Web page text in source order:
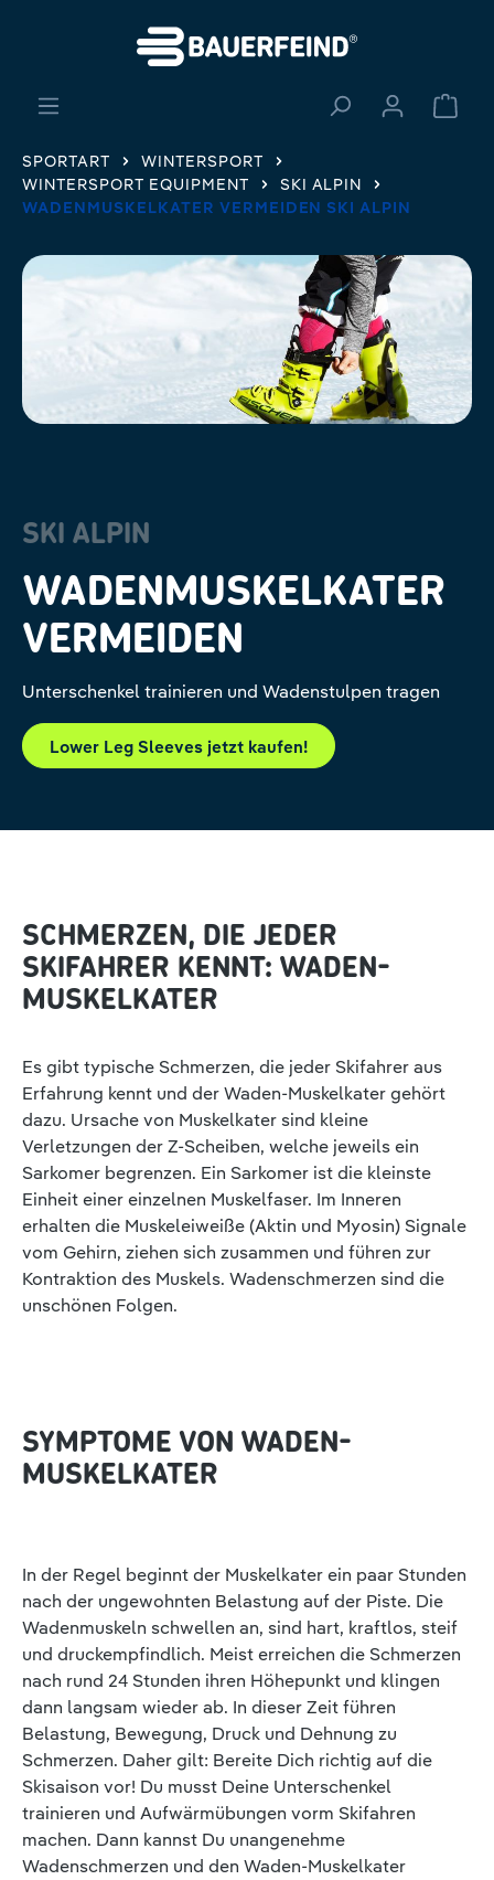
SPORTART
WINTERSPORT
WINTERSPORT EQUIPMENT
SKI ALPIN
WADENMUSKELKATER VERMEIDEN SKI ALPIN
SKI ALPIN
WADENMUSKELKATER
VERMEIDEN
Unterschenkel trainieren und Wadenstulpen tragen
Lower Leg Sleeves jetzt kaufen!
SCHMERZEN, DIE JEDER
SKIFAHRER KENNT: WADEN-
MUSKELKATER
Es gibt typische Schmerzen, die jeder Skifahrer aus
Erfahrung kennt und der Waden-Muskelkater gehört
dazu. Ursache von Muskelkater sind kleine
Verletzungen der Z-Scheiben, welche jeweils ein
Sarkomer begrenzen. Ein Sarkomer ist die kleinste
Einheit einer einzelnen Muskelfaser. Im Inneren
erhalten die Muskeleiweiße (Aktin und Myosin) Signale
vom Gehirn, ziehen sich zusammen und führen zur
Kontraktion des Muskels. Wadenschmerzen sind die
unschönen Folgen.
SYMPTOME VON WADEN-
MUSKELKATER
In der Regel beginnt der Muskelkater ein paar Stunden
nach der ungewohnten Belastung auf der Piste. Die
Wadenmuskeln schwellen an, sind hart, kraftlos, steif
und druckempfindlich. Meist erreichen die Schmerzen
nach rund 24 Stunden ihren Höhepunkt und klingen
dann langsam wieder ab. In dieser Zeit führen
Belastung, Bewegung, Druck und Dehnung zu
Schmerzen. Daher gilt: Bereite Dich richtig auf die
Skisaison vor! Du musst Deine Unterschenkel
trainieren und Aufwärmübungen vorm Skifahren
machen. Dann kannst Du unangenehme
Wadenschmerzen und den Waden-Muskelkater